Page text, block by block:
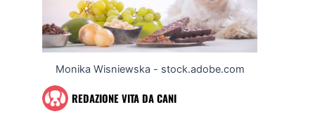
Monika Wisniewska - stock.adobe.com
REDAZIONE VITA DA CANI